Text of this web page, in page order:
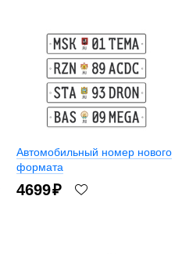
Автомобильный номер нового
формата
4699₽